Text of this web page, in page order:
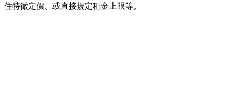
住特徵定價、或直接規定租金上限等。